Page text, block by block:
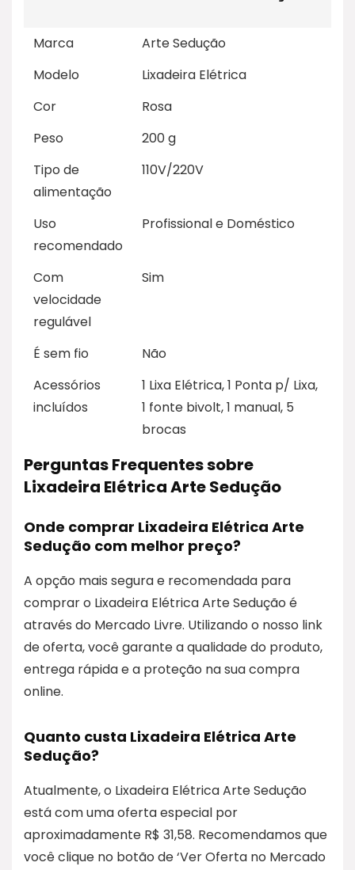
Marca
Arte Sedução
Modelo
Lixadeira Elétrica
Cor
Rosa
Peso
200 g
Tipo de
alimentação
110V/220V
Uso
recomendado
Profissional e Doméstico
Com
velocidade
regulável
Sim
É sem fio
Não
Acessórios
incluídos
1 Lixa Elétrica, 1 Ponta p/ Lixa,
1 fonte bivolt, 1 manual, 5
brocas
Perguntas Frequentes sobre
Lixadeira Elétrica Arte Sedução
Onde comprar Lixadeira Elétrica Arte
Sedução com melhor preço?
A opção mais segura e recomendada para
comprar o Lixadeira Elétrica Arte Sedução é
através do Mercado Livre. Utilizando o nosso link
de oferta, você garante a qualidade do produto,
entrega rápida e a proteção na sua compra
online.
Quanto custa Lixadeira Elétrica Arte
Sedução?
Atualmente, o Lixadeira Elétrica Arte Sedução
está com uma oferta especial por
aproximadamente R$ 31,58. Recomendamos que
você clique no botão de ‘Ver Oferta no Mercado